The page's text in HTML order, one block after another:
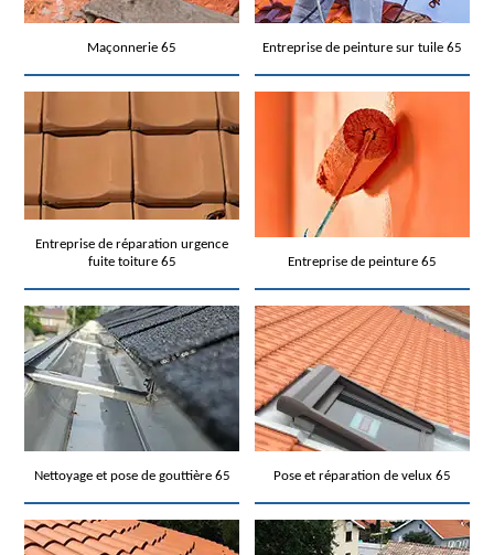
Maçonnerie 65 Entreprise de peinture sur tuile 65
Entreprise de réparation urgence
fuite toiture 65
Entreprise de peinture 65
Nettoyage et pose de gouttière 65 Pose et réparation de velux 65